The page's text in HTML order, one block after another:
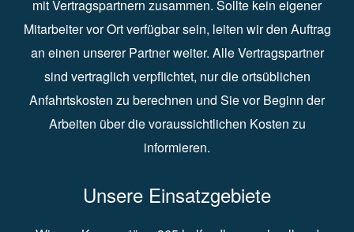
mit Vertragspartnern zusammen. Sollte kein eigener
Mitarbeiter vor Ort verfügbar sein, leiten wir den Auftrag
an einen unserer Partner weiter. Alle Vertragspartner
sind vertraglich verpflichtet, nur die ortsüblichen
Anfahrtskosten zu berechnen und Sie vor Beginn der
Arbeiten über die voraussichtlichen Kosten zu
informieren.
Unsere Einsatzgebiete